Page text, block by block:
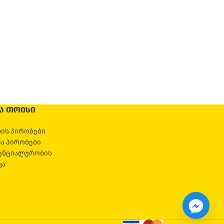
ᲗᲝᲘᲡᲘ
პირობები
პირობები